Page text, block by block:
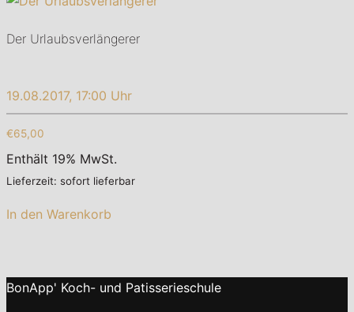
Der Urlaubsverlängerer
19.08.2017, 17:00 Uhr
€65,00
Enthält 19% MwSt.
Lieferzeit: sofort lieferbar
In den Warenkorb
BonApp' Koch- und Patisserieschule